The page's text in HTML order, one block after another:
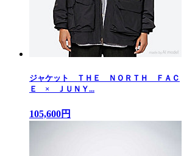
ジャケット ＴＨＥ ＮＯＲＴＨ ＦＡＣ
Ｅ × ＪＵＮＹ...
105,600円